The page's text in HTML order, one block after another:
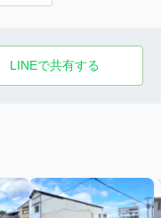
LINEで共有する